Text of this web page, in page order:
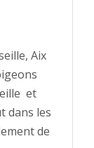
Aix
et
dans les
de